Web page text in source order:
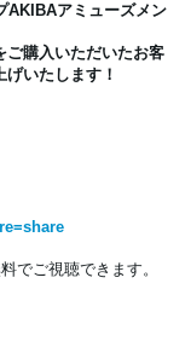
AKIBAアミューズメン
ご購入いただいたお客
いたします！
でご視聴できます。